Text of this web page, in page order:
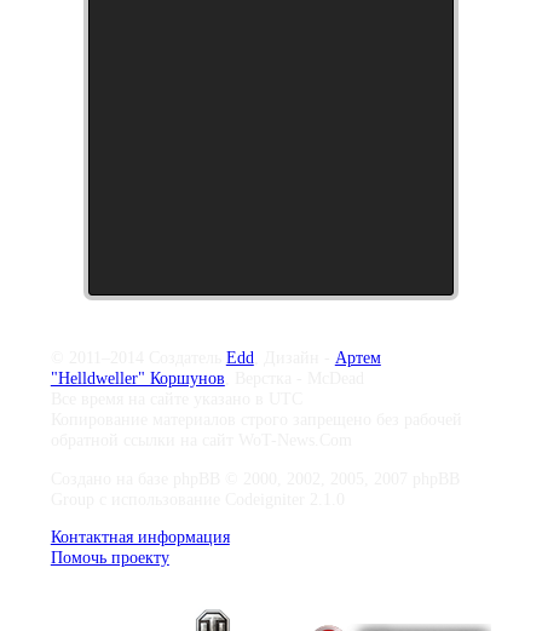
Edd, Дизайн - Артем
"Helldweller" Коршунов
Контактная информация
Помочь проекту